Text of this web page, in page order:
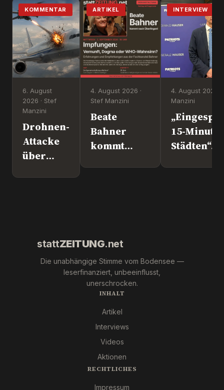
KOMMENTAR
6. August
2026 · Stef
Manzini
Drohnen-
Attacke
über
ARTIKEL
4. August 2026 ·
Stef Manzini
Beate
Bahner
kommt
INTERVIEW
4. August 2026 ·
Manzini
15-
Städten“.
stattZEITUNG.net
Die unabhängige Stimme vom Bodensee —
leserfinanziert, unbeeinflusst,
unerschrocken.
INHALT
Artikel
Interviews
Videos
Aktionen
RECHTLICHES
Impressum